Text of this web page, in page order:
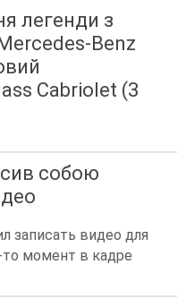
легенди з
Benz
Cabriolet (3
собою
записать видео для
момент в кадре